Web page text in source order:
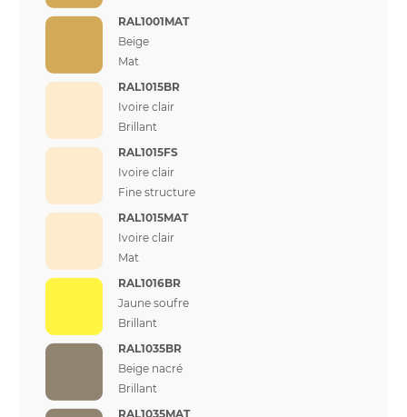
RAL1001MAT
Beige
Mat
RAL1015BR
Ivoire clair
Brillant
RAL1015FS
Ivoire clair
Fine structure
RAL1015MAT
Ivoire clair
Mat
RAL1016BR
Jaune soufre
Brillant
RAL1035BR
Beige nacré
Brillant
RAL1035MAT